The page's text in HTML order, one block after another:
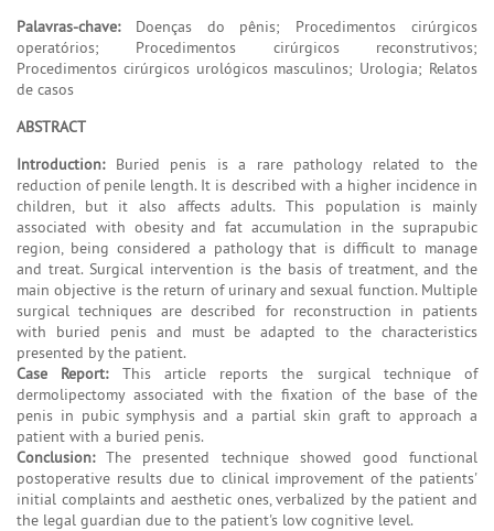
Palavras-chave:Doenças do pênis; Procedimentos cirúrgicos
operatórios; Procedimentos cirúrgicos reconstrutivos;
Procedimentos cirúrgicos urológicos masculinos; Urologia; Relatos
de casos
ABSTRACT
Introduction:Buried penis is a rare pathology related to the
reduction of penile length. It is described with a higher incidence in
children, but it also affects adults. This population is mainly
associated with obesity and fat accumulation in the suprapubic
region, being considered a pathology that is difficult to manage
and treat. Surgical intervention is the basis of treatment, and the
main objective is the return of urinary and sexual function. Multiple
surgical techniques are described for reconstruction in patients
with buried penis and must be adapted to the characteristics
presented by the patient.
Case Report:This article reports the surgical technique of
dermolipectomy associated with the fixation of the base of the
penis in pubic symphysis and a partial skin graft to approach a
patient with a buried penis.
Conclusion:The presented technique showed good functional
postoperative results due to clinical improvement of the patients'
initial complaints and aesthetic ones, verbalized by the patient and
the legal guardian due to the patient's low cognitive level.